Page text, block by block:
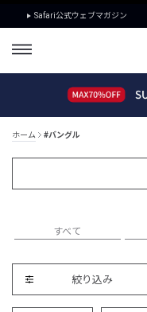
Safari公式ウェブマガジン
ホーム #バングル
すべて
絞り込み